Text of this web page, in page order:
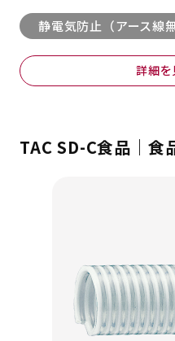
静電気防止（アース線無
詳細を
TAC SD-C食品｜食